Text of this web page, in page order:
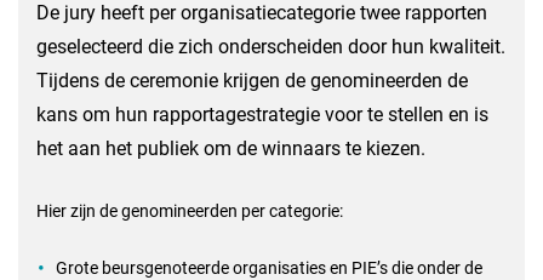
De jury heeft per organisatiecategorie twee rapporten
geselecteerd die zich onderscheiden door hun kwaliteit.
Tijdens de ceremonie krijgen de genomineerden de
kans om hun rapportagestrategie voor te stellen en is
het aan het publiek om de winnaars te kiezen.
Hier zijn de genomineerden per categorie:
Grote beursgenoteerde organisaties en PIE’s die onder de